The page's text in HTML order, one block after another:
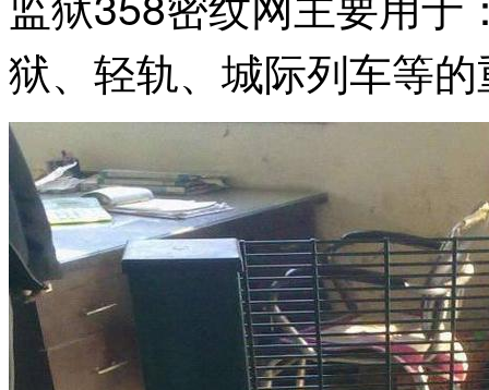
狱、轻轨、城际列车等